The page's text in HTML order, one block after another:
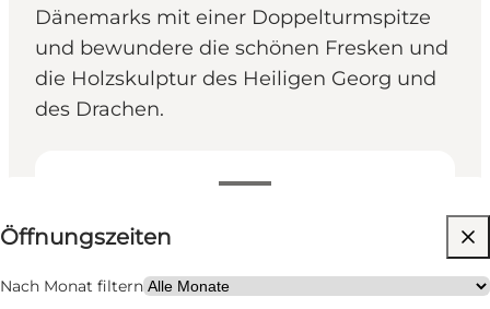
Dänemarks mit einer Doppelturmspitze
und bewundere die schönen Fresken und
die Holzskulptur des Heiligen Georg und
des Drachen.
Öffnungszeiten anzeigen
Öffnungszeiten
Nach Monat filtern
Website besuchen
Kinder, Freunde, Mein Partner, Mir selbst